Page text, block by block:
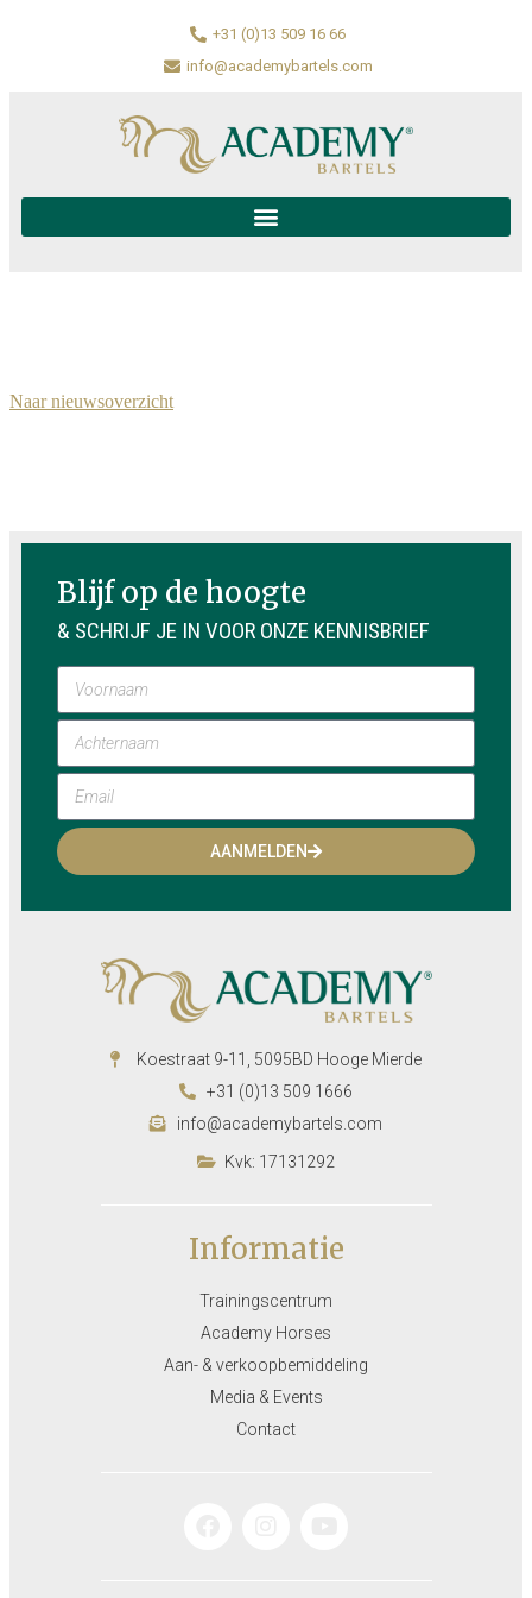
+31 (0)13 509 16 66
info@academybartels.com
Naar nieuwsoverzicht
Blijf op de hoogte
& SCHRIJF JE IN VOOR ONZE KENNISBRIEF
AANMELDEN
Koestraat 9-11, 5095BD Hooge Mierde
+31 (0)13 509 1666
info@academybartels.com
Kvk: 17131292
Informatie
Trainingscentrum
Academy Horses
Aan- & verkoopbemiddeling
Media & Events
Contact